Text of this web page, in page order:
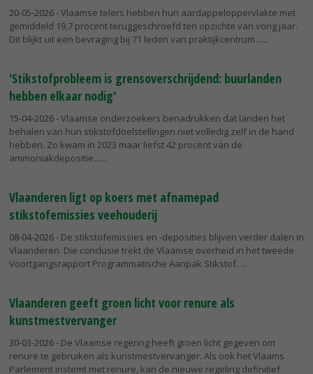
20-05-2026- Vlaamse telers hebben hun aardappeloppervlakte met
gemiddeld 19,7 procent teruggeschroefd ten opzichte van vorig jaar.
Dit blijkt uit een bevraging bij 71 leden van praktijkcentrum...
'Stikstofprobleem is grensoverschrijdend: buurlanden
hebben elkaar nodig'
15-04-2026- Vlaamse onderzoekers benadrukken dat landen het
behalen van hun stikstofdoelstellingen niet volledig zelf in de hand
hebben. Zo kwam in 2023 maar liefst 42 procent van de
ammoniakdepositie...
Vlaanderen ligt op koers met afnamepad
stikstofemissies veehouderij
08-04-2026- De stikstofemissies en -deposities blijven verder dalen in
Vlaanderen. Die conclusie trekt de Vlaamse overheid in het tweede
Voortgangsrapport Programmatische Aanpak Stikstof.
Vlaanderen geeft groen licht voor renure als
kunstmestvervanger
30-03-2026- De Vlaamse regering heeft groen licht gegeven om
renure te gebruiken als kunstmestvervanger. Als ook het Vlaams
Parlement instemt met renure, kan de nieuwe regeling definitief